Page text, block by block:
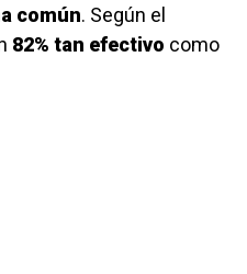
común. Según el
82% tan efectivo como